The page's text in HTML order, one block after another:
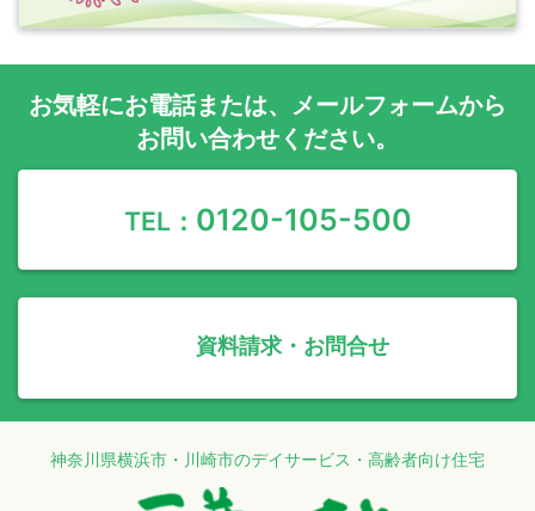
お気軽にお電話または、 メールフォームから
お問い合わせください。
TEL： 0120-105-500
資料請求・お問合せ
神奈川県横浜市・川崎市のデイサービス・高齢者向け住宅